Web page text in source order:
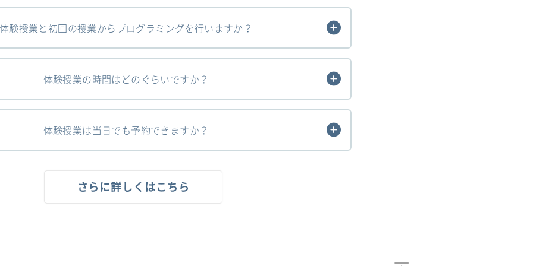
験授業と初回の授業からプログラミングを行いますか？
体験授業の時間はどのぐらいですか？
体験授業は当日でも予約できますか？
さらに詳しくはこちら